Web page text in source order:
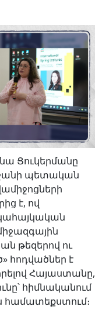
Ցուկերմանը
պետական
է, ով
թեզերով ու
հոդվածներ է
Հայաստանը,
հիմնականում